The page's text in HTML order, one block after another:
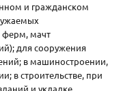
и гражданском
ферм, мачт
для сооружения
в машиностроении,
в строительстве, при
и укладке